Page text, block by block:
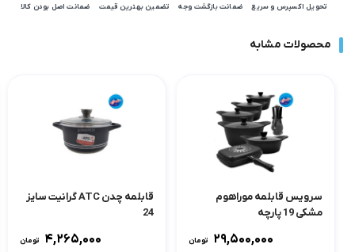
تحویل اکسپرس و سریع ضمانت بازگشت وجه تضمین بهترین قیمت ضمانت اصل بودن کالا
محصولات مشابه
سرویس قابلمه موراهوم
مشکی 19 پارچه
۲۹,۵۰۰,۰۰۰ تومان
قابلمه چدن ATC گرانیت سایز
24
۴,۲۶۵,۰۰۰ تومان